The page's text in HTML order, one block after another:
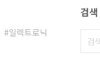
일렉트로닉
검색